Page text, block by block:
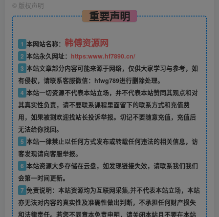
© 版权声明
重要声明
1 本网站名称： 韩傅资源网
2 本站永久网址： https:www.hf7890.cn/
3 本站文章部分内容可能来源于网络，仅供大家学习与参考，如
有侵权，请联系客服微信：hfwg789进行删除处理。
4 本站一切资源不代表本站立场，并不代表本站赞同其观点和对
其真实性负责，请不要联系课程里面留下的联系方式和充值费
用，如果被割欢迎找站长投诉举报。切记不要随意充值，充值后
无法给你找回。
5 本站一律禁止以任何方式发布或转载任何违法的相关信息，访
客发现请向客服举报。
6 本站资源大多存储在云盘，如发现链接失效，请联系我们我们
会第一时间更新。
7 免责说明：本站资源均为互联网采集,并不代表本站立场，本站
亦无法对内容的真实性及准确性做出判断，不承担任何财产损失
和法律责任。若您不同意本免责申明，请关闭本站且不要在本站